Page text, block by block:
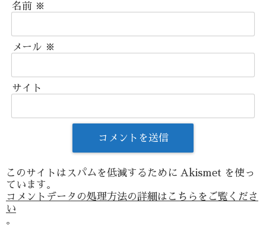
名前 ※
メール ※
サイト
このサイトはスパムを低減するために Akismet を使っ
ています。
コメントデータの処理方法の詳細はこちらをご覧くださ
い
。